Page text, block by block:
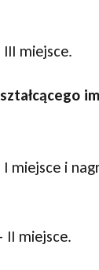
miejsce.
I miejsce i
II miejsce.